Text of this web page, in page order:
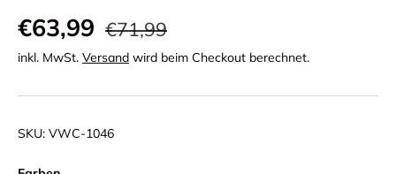
€63,99 €71,99
inkl. MwSt. Versand wird beim Checkout berechnet.
SKU: VWC-1046